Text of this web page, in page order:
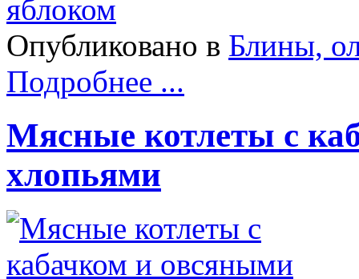
Опубликовано в Блины,
Подробнее ...
Мясные котлеты с
хлопьями